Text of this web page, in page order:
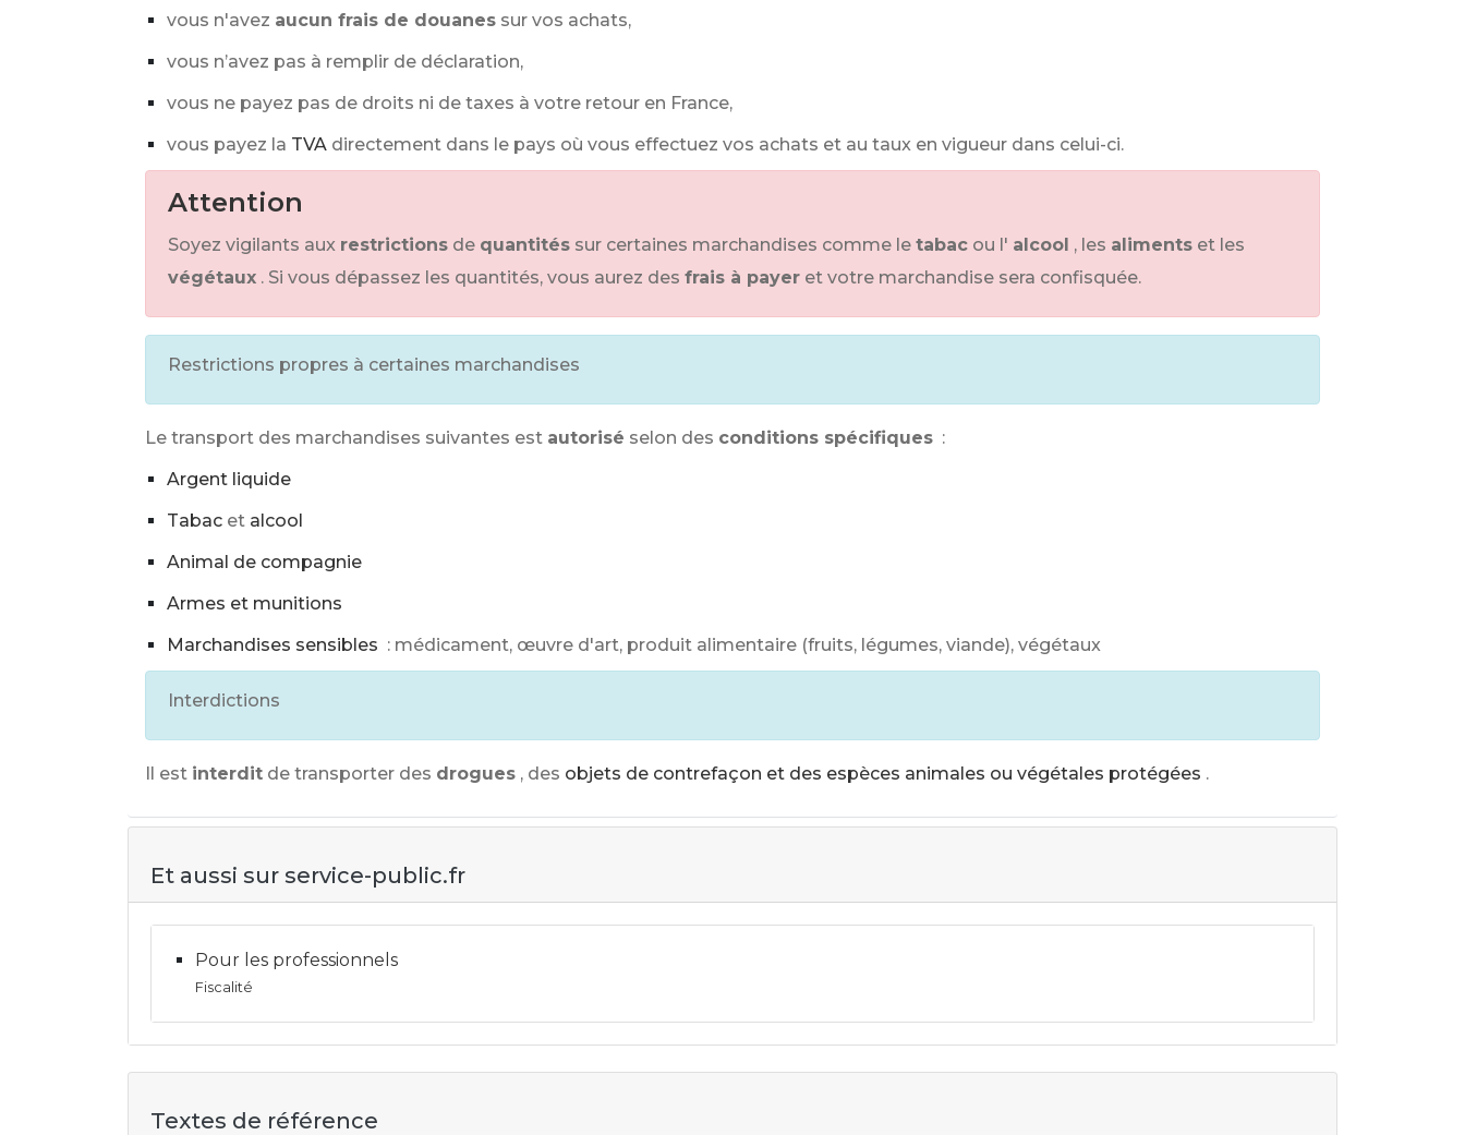
vous n'avez aucun frais de douanes sur vos achats,
vous n’avez pas à remplir de déclaration,
vous ne payez pas de droits ni de taxes à votre retour en France,
vous payez la TVA directement dans le pays où vous effectuez vos achats et au taux en vigueur dans celui-ci.
Attention
Soyez vigilants aux restrictions de quantités sur certaines marchandises comme le tabac ou l' alcool , les aliments et les
végétaux . Si vous dépassez les quantités, vous aurez des frais à payer et votre marchandise sera confisquée.
Restrictions propres à certaines marchandises
Le transport des marchandises suivantes est autorisé selon des conditions spécifiques :
Argent liquide
Tabac et alcool
Animal de compagnie
Armes et munitions
Marchandises sensibles : médicament, œuvre d'art, produit alimentaire (fruits, légumes, viande), végétaux
Interdictions
Il est interdit de transporter des drogues , des objets de contrefaçon et des espèces animales ou végétales protégées .
Et aussi sur service-public.fr
Pour les professionnels
Fiscalité
Textes de référence